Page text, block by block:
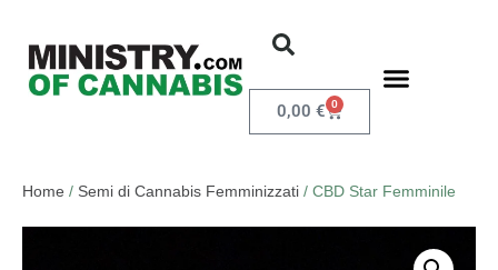
0,00 € 0
Home / Semi di Cannabis Femminizzati / CBD Star Femminile